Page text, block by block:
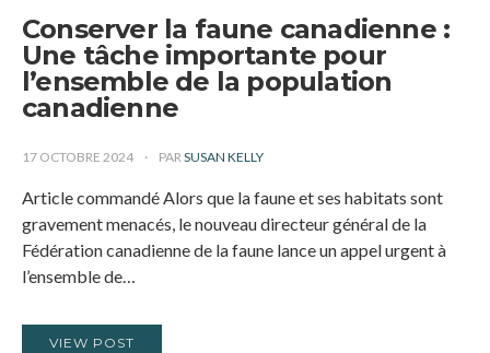
Conserver la faune canadienne :
Une tâche importante pour
l’ensemble de la population
canadienne
17 OCTOBRE 2024 PARSUSAN KELLY
Article commandé Alors que la faune et ses habitats sont
gravement menacés, le nouveau directeur général de la
Fédération canadienne de la faune lance un appel urgent à
l’ensemble de…
VIEW POST